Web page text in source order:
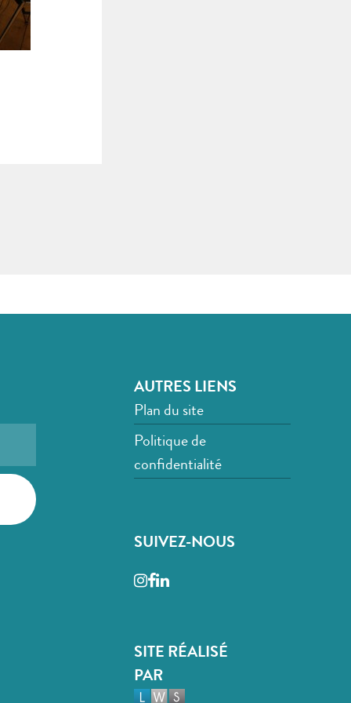
AUTRES LIENS
Plan du site
Politique de
confidentialité
SUIVEZ-NOUS
Instagram
Facebook
LinkedIn
SITE RÉALISÉ
PAR